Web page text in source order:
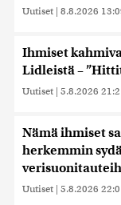
Uutiset | 8.8.2026
Ihmiset
Lidleistä –
Uutiset | 5.8.2026
Nämä ihmiset
herkemmin
Uutiset | 5.8.2026